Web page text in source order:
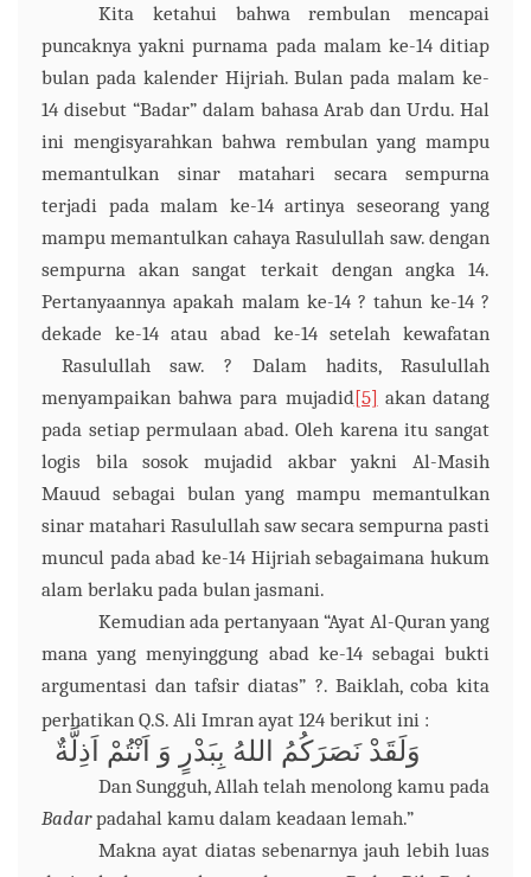
Kita ketahui bahwa rembulan mencapai
puncaknya yakni purnama pada malam ke-14 ditiap
bulan pada kalender Hijriah. Bulan pada malam ke-
14 disebut “Badar” dalam bahasa Arab dan Urdu. Hal
ini mengisyarahkan bahwa rembulan yang mampu
memantulkan sinar matahari secara sempurna
terjadi pada malam ke-14 artinya seseorang yang
mampu memantulkan cahaya Rasulullah saw.dengan
sempurna akan sangat terkait dengan angka 14.
Pertanyaannya apakah malam ke-14 ? tahun ke-14 ?
dekade ke-14 atau abad ke-14 setelah kewafatan
Rasulullah
saw.? Dalam hadits, Rasulullah
menyampaikan bahwapara mujadid[5] akan datang
pada setiap permulaan abad. Oleh karena itu sangat
logis bila sosok mujadid akbaryakni Al-Masih
Mauud sebagai bulanyang mampu memantulkan
sinar matahari Rasulullah saw secara sempurna pasti
muncul pada abad ke-14 Hijriah sebagaimana hukum
alam berlaku pada bulan jasmani.
Kemudian ada pertanyaan “Ayat Al-Quran yang
mana yang menyinggung abad ke-14 sebagai bukti
argumentasi dan tafsir diatas” ?. Baiklah, coba kita
perhatikan Q.S. Ali Imran ayat 124 berikut ini :
وَلَقَدْ نَصَرَكُمُ اللهُ بِبَدْرٍ وَ اَنْتُمْ اَذِلَّةٌ
Dan Sungguh, Allah telah menolong kamu pada
Badarpadahal kamu dalam keadaan lemah.”
Makna ayat diatas sebenarnya jauh lebih luas